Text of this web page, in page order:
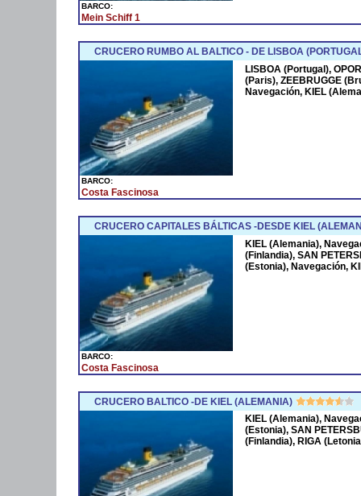
BARCO:
Mein Schiff 1
CRUCERO RUMBO AL BALTICO - DE LISBOA
BARCO:
Costa Fascinosa
LISBOA (Portugal),
(Paris), ZEEBRUGGE
Navegación, KIEL
CRUCERO CAPITALES BÁLTICAS -DESDE KIEL
BARCO:
Costa Fascinosa
KIEL (Alemania),
(Finlandia), SAN
(Estonia), Navegación,
CRUCERO BALTICO -DE KIEL (ALEMANIA)
KIEL (Alemania),
(Estonia), SAN
(Finlandia), RIGA